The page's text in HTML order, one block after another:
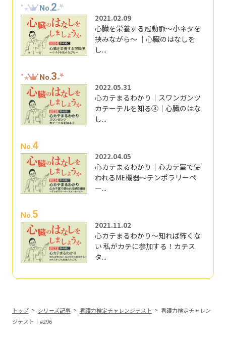
No.2
2021.02.09
心臓を栄養する冠動脈～小ネタを
挟みながら～ ｜心臓のはなしを
し...
No.3
2022.05.31
心カテまるわかり｜スワンガンツ
カテーテルを知る③｜心臓のはな
し...
No.4
2022.04.05
心カテまるわかり｜心カテ室で使
われるME機器～テンポラリーペ
ー...
No.5
2021.11.02
心カテまるわかり～知れば怖くな
い 私がカテに参加する！カテス
タ...
トップ シリーズ記事 看護力検定チャレンジテスト
看護力検定チャレン
ジテスト｜#296